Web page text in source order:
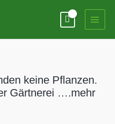
keine Pflanzen.
Gärtnerei ….mehr